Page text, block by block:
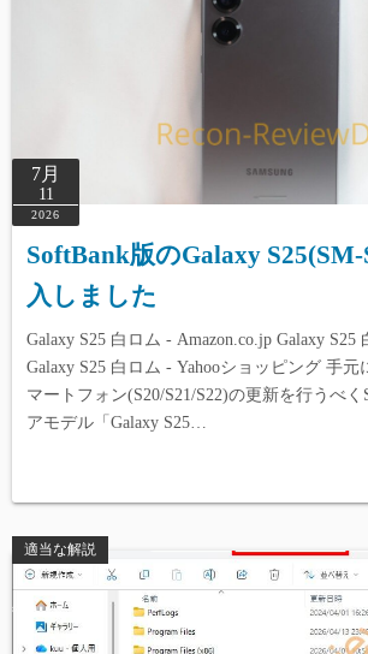
7月
11
2026
SoftBank版のGalaxy
入しました
Galaxy S25 白ロム - Amazon.co.jp Galaxy
Galaxy S25 白ロム - Yahooショッピング 手元
マートフォン(S20/S21/S22)の更新を行うべく
アモデル「Galaxy S25…
適当な解説